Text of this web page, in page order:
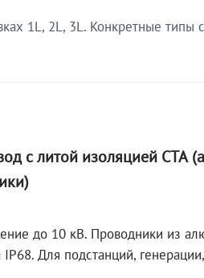
1L, 2L, 3L. Конкретные типы
с литой изоляцией СТА
до 10 кВ. Проводники из
IP68. Для подстанций,